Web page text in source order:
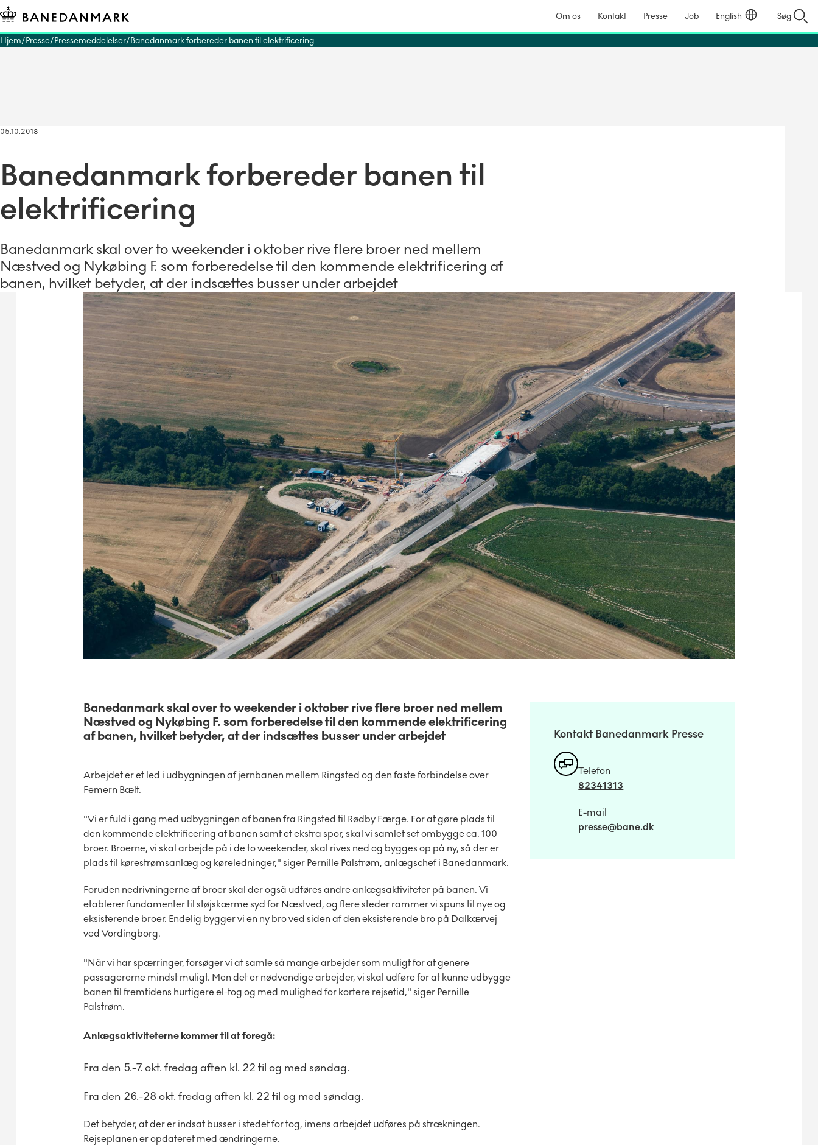
Om os Kontakt Presse Job English Søg
Hjem Presse Pressemeddelelser Banedanmark forbereder banen til elektrificering
05.10.2018
Banedanmark forbereder banen til
elektrificering
Banedanmark skal over to weekender i oktober rive flere broer ned mellem
Næstved og Nykøbing F. som forberedelse til den kommende elektrificering af
banen, hvilket betyder, at der indsættes busser under arbejdet
Banedanmark skal over to weekender i oktober rive flere broer ned mellem
Næstved og Nykøbing F. som forberedelse til den kommende elektrificering
af banen, hvilket betyder, at der indsættes busser under arbejdet
Arbejdet er et led i udbygningen af jernbanen mellem Ringsted og den faste forbindelse over
Femern Bælt.
"Vi er fuld i gang med udbygningen af banen fra Ringsted til Rødby Færge. For at gøre plads til
den kommende elektrificering af banen samt et ekstra spor, skal vi samlet set ombygge ca. 100
broer. Broerne, vi skal arbejde på i de to weekender, skal rives ned og bygges op på ny, så der er
plads til kørestrømsanlæg og køreledninger," siger Pernille Palstrøm, anlægschef i Banedanmark.
Foruden nedrivningerne af broer skal der også udføres andre anlægsaktiviteter på banen. Vi
etablerer fundamenter til støjskærme syd for Næstved, og flere steder rammer vi spuns til nye og
eksisterende broer. Endelig bygger vi en ny bro ved siden af den eksisterende bro på Dalkærvej
ved Vordingborg.
"Når vi har spærringer, forsøger vi at samle så mange arbejder som muligt for at genere
passagererne mindst muligt. Men det er nødvendige arbejder, vi skal udføre for at kunne udbygge
banen til fremtidens hurtigere el-tog og med mulighed for kortere rejsetid," siger Pernille
Palstrøm.
Anlægsaktiviteterne kommer til at foregå:
Fra den 5.-7. okt. fredag aften kl. 22 til og med søndag.
Fra den 26.-28 okt. fredag aften kl. 22 til og med søndag.
Det betyder, at der er indsat busser i stedet for tog, imens arbejdet udføres på strækningen.
Rejseplanen er opdateret med ændringerne.
Kontakt Banedanmark Presse
Telefon
82341313
E-mail
presse@bane.dk